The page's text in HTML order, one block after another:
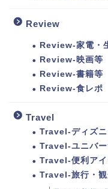
Review
Review-家電・
Review-映画等
Review-書籍等
Review-食レポ
Travel
Travel-ディズニ
Travel-ユニバー
Travel-便利アイ
Travel-旅行・観